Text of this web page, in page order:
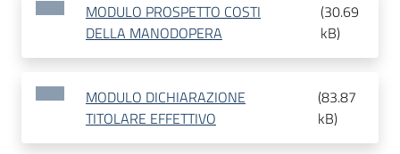
MODULO PROSPETTO COSTI
DELLA MANODOPERA
(30.69
kB)
MODULO DICHIARAZIONE
TITOLARE EFFETTIVO
(83.87
kB)